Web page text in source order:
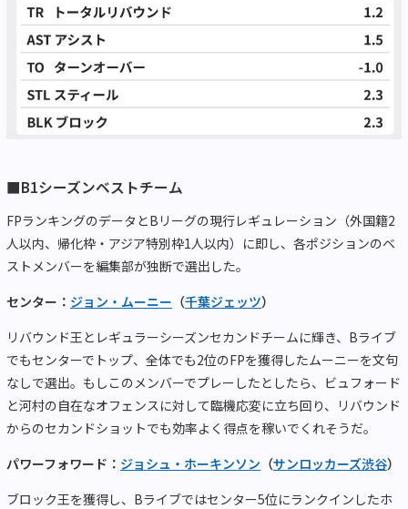
■B1シーズンベストチーム
FPランキングのデータとBリーグの現行レギュレーション（外国籍2
人以内、帰化枠・アジア特別枠1人以内）に即し、各ポジションのベ
ストメンバーを編集部が独断で選出した。
センター： ジョン・ムーニー （千葉ジェッツ）
リバウンド王とレギュラーシーズンセカンドチームに輝き、Bライブ
でもセンターでトップ、全体でも2位のFPを獲得したムーニーを文句
なしで選出。もしこのメンバーでプレーしたとしたら、ビュフォード
と河村の自在なオフェンスに対して臨機応変に立ち回り、リバウンド
からのセカンドショットでも効率よく得点を稼いでくれそうだ。
パワーフォワード： ジョシュ・ホーキンソン （サンロッカーズ渋谷）
ブロック王を獲得し、Bライブではセンター5位にランクインしたホ